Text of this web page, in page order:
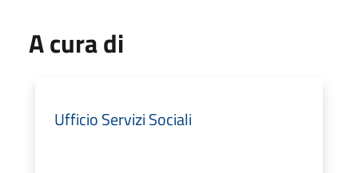
A cura di
Ufficio Servizi Sociali